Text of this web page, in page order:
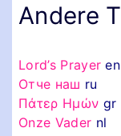
Andere
Lord’s Prayer en
Отче наш ru
Πάτερ Ημών gr
Onze Vader nl